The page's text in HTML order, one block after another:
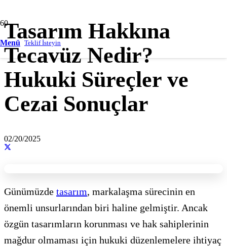
Menü Teklif İsteyin
Tasarım Hakkına
Tecavüz Nedir?
Hukuki Süreçler ve
Cezai Sonuçlar
02/20/2025
Günümüzde tasarım, markalaşma sürecinin en
önemli unsurlarından biri haline gelmiştir. Ancak
özgün tasarımların korunması ve hak sahiplerinin
mağdur olmaması için hukuki düzenlemelere ihtiyaç